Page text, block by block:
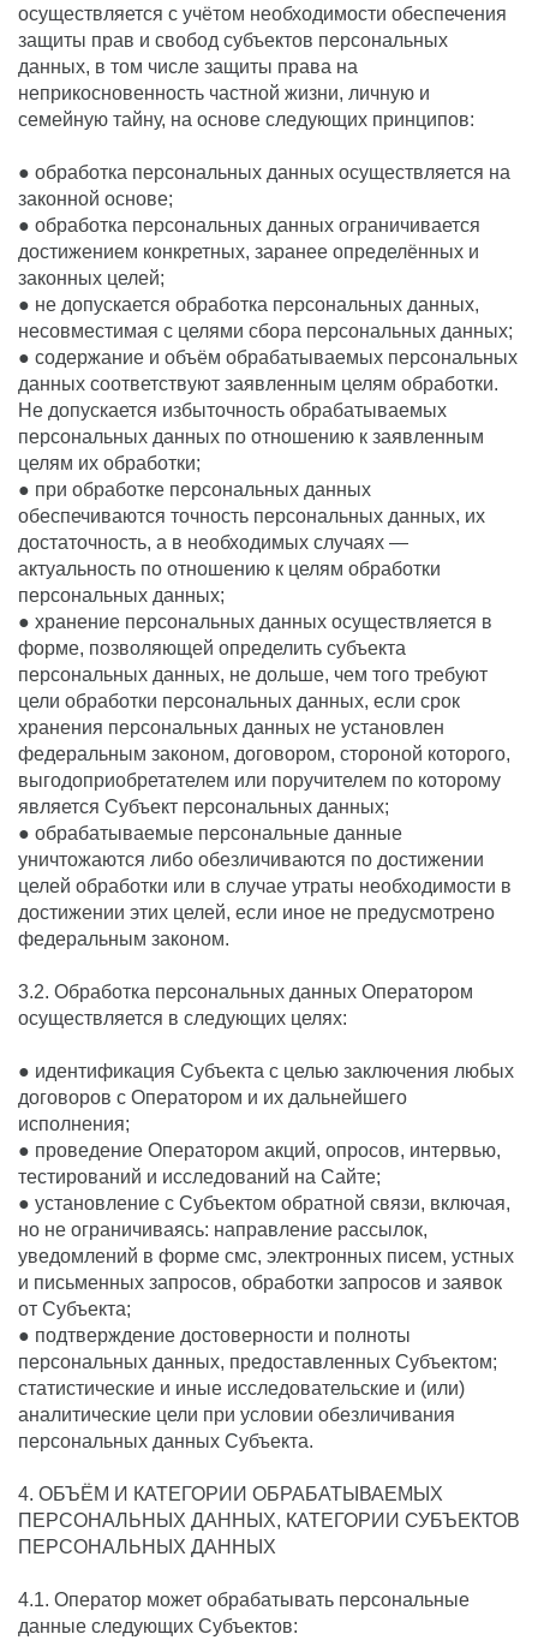
осуществляется с учётом необходимости обеспечения
защиты прав и свобод субъектов персональных
данных, в том числе защиты права на
неприкосновенность частной жизни, личную и
семейную тайну, на основе следующих принципов:
● обработка персональных данных осуществляется на
законной основе;
● обработка персональных данных ограничивается
достижением конкретных, заранее определённых и
законных целей;
● не допускается обработка персональных данных,
несовместимая с целями сбора персональных данных;
● содержание и объём обрабатываемых персональных
данных соответствуют заявленным целям обработки.
Не допускается избыточность обрабатываемых
персональных данных по отношению к заявленным
целям их обработки;
● при обработке персональных данных
обеспечиваются точность персональных данных, их
достаточность, а в необходимых случаях —
актуальность по отношению к целям обработки
персональных данных;
● хранение персональных данных осуществляется в
форме, позволяющей определить субъекта
персональных данных, не дольше, чем того требуют
цели обработки персональных данных, если срок
хранения персональных данных не установлен
федеральным законом, договором, стороной которого,
выгодоприобретателем или поручителем по которому
является Субъект персональных данных;
● обрабатываемые персональные данные
уничтожаются либо обезличиваются по достижении
целей обработки или в случае утраты необходимости в
достижении этих целей, если иное не предусмотрено
федеральным законом.
3.2. Обработка персональных данных Оператором
осуществляется в следующих целях:
● идентификация Субъекта с целью заключения любых
договоров с Оператором и их дальнейшего
исполнения;
● проведение Оператором акций, опросов, интервью,
тестирований и исследований на Сайте;
● установление с Субъектом обратной связи, включая,
но не ограничиваясь: направление рассылок,
уведомлений в форме смс, электронных писем, устных
и письменных запросов, обработки запросов и заявок
от Субъекта;
● подтверждение достоверности и полноты
персональных данных, предоставленных Субъектом;
статистические и иные исследовательские и (или)
аналитические цели при условии обезличивания
персональных данных Субъекта.
4. ОБЪЁМ И КАТЕГОРИИ ОБРАБАТЫВАЕМЫХ
ПЕРСОНАЛЬНЫХ ДАННЫХ, КАТЕГОРИИ СУБЪЕКТОВ
ПЕРСОНАЛЬНЫХ ДАННЫХ
4.1. Оператор может обрабатывать персональные
данные следующих Субъектов: